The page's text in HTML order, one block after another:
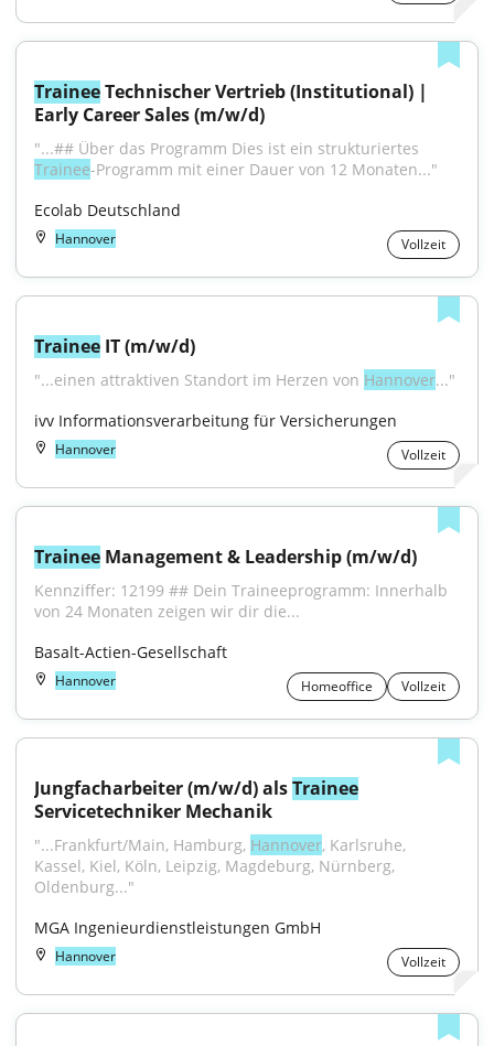
Trainee Technischer Vertrieb (Institutional) |
Early Career Sales (m/w/d)
Trainee-Programm mit einer Dauer von 12 Monaten..."
Ecolab Deutschland
Hannover Vollzeit
Trainee IT (m/w/d)
"...einen attraktiven Standort im Herzen von Hannover..."
ivv Informationsverarbeitung für Versicherungen
Hannover Vollzeit
Trainee Management & Leadership (m/w/d)
Kennziffer: 12199 ## Dein Traineeprogramm: Innerhalb
von 24 Monaten zeigen wir dir die...
Basalt-Actien-Gesellschaft
Hannover Homeoffice Vollzeit
Jungfacharbeiter (m/w/d) als Trainee
Servicetechniker Mechanik
"...Frankfurt/Main, Hamburg, Hannover, Karlsruhe,
Kassel, Kiel, Köln, Leipzig, Magdeburg, Nürnberg,
Oldenburg..."
MGA Ingenieurdienstleistungen GmbH
Hannover Vollzeit